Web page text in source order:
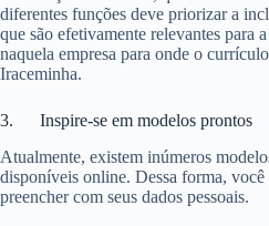
diferentes funções deve priorizar a
que são efetivamente relevantes para
naquela empresa para onde o
Iraceminha.
3. Inspire-se em modelos prontos
Atualmente, existem inúmeros
disponíveis online. Dessa forma, você
preencher com seus dados pessoais.